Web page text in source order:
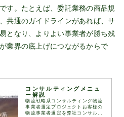
す。たとえば、委託業務の商品規
共通のガイドラインがあれば、サ
となり、よりよい事業者が勝ち残
業界の底上げにつながるからで
コンサルティングメニュ
ー解説
物流戦略系コンサルティング物流
事業者選定プロジェクトお客様の
物流事業者選定を弊社コンサルタ